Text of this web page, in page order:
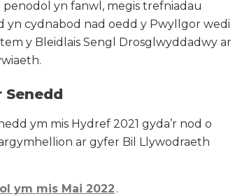
yn fanwl, megis trefniadau
yn cydnabod nad oedd y Pwyllgor wedi
y Bleidlais Sengl Drosglwyddadwy ar
ym mis Hydref 2021 gyda’r nod o
ar gyfer Bil Llywodraeth
ym mis Mai 2022 .